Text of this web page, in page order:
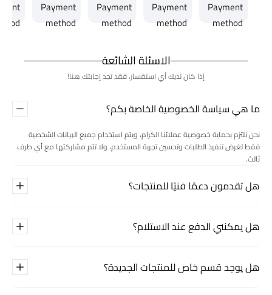
الاسئلة الشائعة
إذا كان لديك أي استفسار، فقد تجد إجابتك هنا!
ما هي سياسة الخصوصية الخاصة بكم؟
نحن نلتزم بحماية خصوصية عملائنا الكرام، ويتم استخدام جميع البيانات الشخصية
فقط لغرض تنفيذ الطلبات وتحسين تجربة المستخدم، ولا تتم مشاركتها مع أي طرف
ثالث.
هل تقدمون دعمًا فنيًا للمنتجات؟
هل يمكنني الدفع عند الاستلام؟
هل يوجد قسم خاص للمنتجات الجديدة؟